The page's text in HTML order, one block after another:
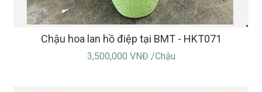
Chậu hoa lan hồ điệp tại BMT - HKT071
3,500,000 VNĐ /Chậu